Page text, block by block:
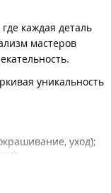
каждая деталь
мастеров
уникальность
уход);
маникюр,